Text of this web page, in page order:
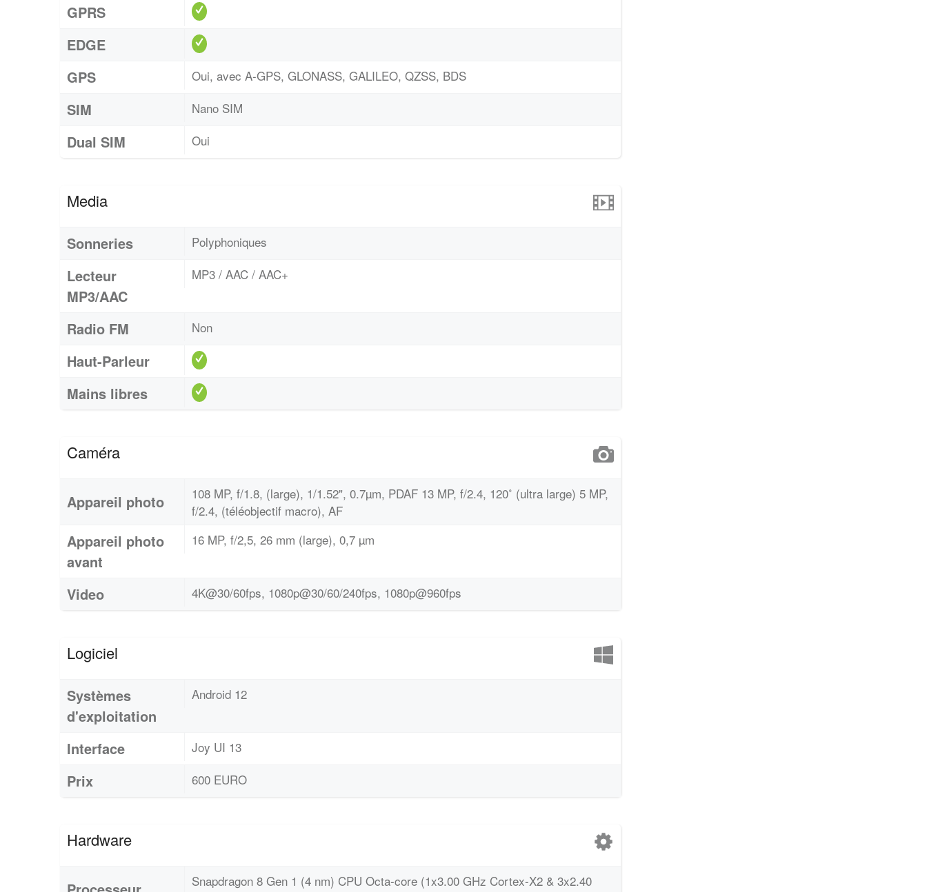
GPRS
EDGE
GPS
Oui, avec A-GPS, GLONASS, GALILEO, QZSS, BDS
SIM Nano SIM
Dual SIM Oui
Media
Sonneries Polyphoniques
Lecteur
MP3/AAC
MP3 / AAC / AAC+
Radio FM Non
Haut-Parleur
Mains libres
Caméra
Appareil photo
108 MP, f/1.8, (large), 1/1.52", 0.7µm, PDAF 13 MP, f/2.4, 120˚ (ultra large) 5 MP,
f/2.4, (téléobjectif macro), AF
Appareil photo
avant
16 MP, f/2,5, 26 mm (large), 0,7 µm
Video 4K@30/60fps, 1080p@30/60/240fps, 1080p@960fps
Logiciel
Systèmes
d'exploitation
Android 12
Interface Joy UI 13
Prix 600 EURO
Hardware
Snapdragon 8 Gen 1 (4 nm) CPU Octa-core (1x3.00 GHz Cortex-X2 & 3x2.40